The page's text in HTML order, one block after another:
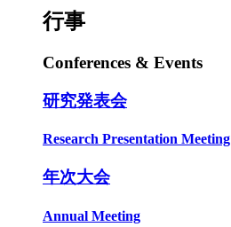
行事
Conferences & Events
研究発表会
Research Presentation Meeting
年次大会
Annual Meeting